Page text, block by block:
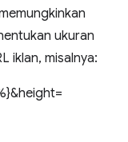
ukuran
iklan, misalnya: